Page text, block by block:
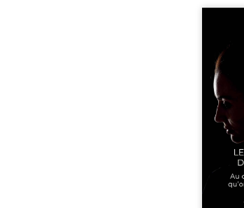
Qui
ceux
nos
maisons
réalité
travers
le voile